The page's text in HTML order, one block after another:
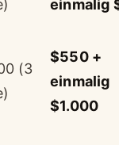
einmalig
(3
$550 +
einmalig
$1.000